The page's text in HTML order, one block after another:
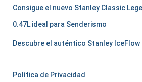
Consigue el nuevo Stanley Classic
0.47L ideal para Senderismo
Descubre el auténtico Stanley
Política de Privacidad